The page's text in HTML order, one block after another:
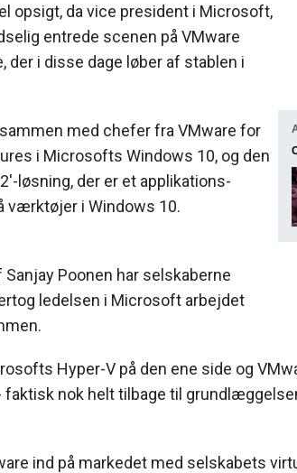
opsigt, da vice president i Microsoft,
entrede scenen på VMware
der i disse dage løber af stablen i
med chefer fra VMware for
i Microsofts Windows 10, og den
løsning, der er et applikations-
værktøjer i Windows 10.
Poonen har selskaberne
ledelsen i Microsoft arbejdet
Hyper-V på den ene side og
faktisk nok helt tilbage til
ind på markedet med selskabets